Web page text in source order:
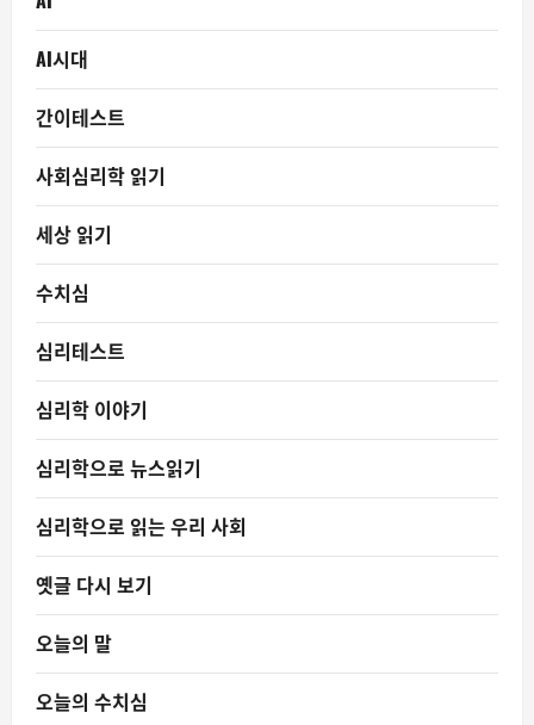
AI시대
간이테스트
사회심리학 읽기
세상 읽기
수치심
심리테스트
심리학 이야기
심리학으로 뉴스읽기
심리학으로 읽는 우리 사회
옛글 다시 보기
오늘의 말
오늘의 수치심